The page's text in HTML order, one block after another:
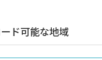
ド可能な地域